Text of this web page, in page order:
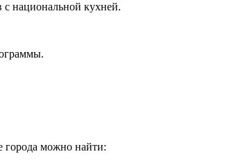
с национальной кухней.
города можно найти: